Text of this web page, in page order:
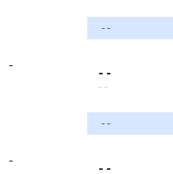
- -
-
- -
- -
- -
-
- -